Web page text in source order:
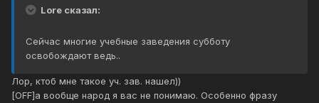
Lore сказал:
Сейчас многие учебные заведения субботу
освобождают ведь..
Лор, ктоб мне такое уч. зав. нашел))
[OFF]а вообще народ я вас не понимаю. Особенно фразу